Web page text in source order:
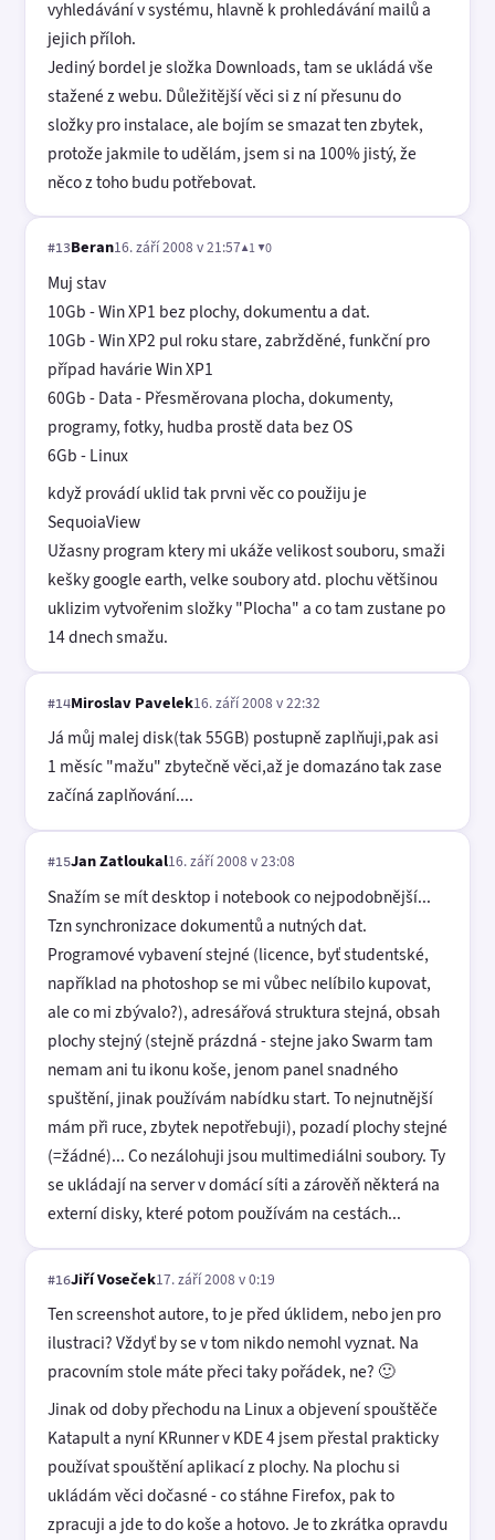
vyhledávání v systému, hlavně k prohledávání mailů a
jejich příloh.
Jediný bordel je složka Downloads, tam se ukládá vše
stažené z webu. Důležitější věci si z ní přesunu do
složky pro instalace, ale bojím se smazat ten zbytek,
protože jakmile to udělám, jsem si na 100% jistý, že
něco z toho budu potřebovat.
#13Beran16. září 2008 v 21:57▲1 ▼0
Muj stav
10Gb - Win XP1 bez plochy, dokumentu a dat.
10Gb - Win XP2 pul roku stare, zabržděné, funkční pro
případ havárie Win XP1
60Gb - Data - Přesměrovana plocha, dokumenty,
programy, fotky, hudba prostě data bez OS
6Gb - Linux
když provádí uklid tak prvni věc co použiju je
SequoiaView
Užasny program ktery mi ukáže velikost souboru, smaži
kešky google earth, velke soubory atd. plochu většinou
uklizim vytvořenim složky "Plocha" a co tam zustane po
14 dnech smažu.
#14Miroslav Pavelek16. září 2008 v 22:32
Já můj malej disk(tak 55GB) postupně zaplňuji,pak asi
1 měsíc "mažu" zbytečně věci,až je domazáno tak zase
začíná zaplňování....
#15Jan Zatloukal16. září 2008 v 23:08
Snažím se mít desktop i notebook co nejpodobnější...
Tzn synchronizace dokumentů a nutných dat.
Programové vybavení stejné (licence, byť studentské,
například na photoshop se mi vůbec nelíbilo kupovat,
ale co mi zbývalo?), adresářová struktura stejná, obsah
plochy stejný (stejně prázdná - stejne jako Swarm tam
nemam ani tu ikonu koše, jenom panel snadného
spuštění, jinak používám nabídku start. To nejnutnější
mám při ruce, zbytek nepotřebuji), pozadí plochy stejné
(=žádné)... Co nezálohuji jsou multimediálni soubory. Ty
se ukládají na server v domácí síti a zárověň některá na
externí disky, které potom používám na cestách...
#16Jiří Voseček17. září 2008 v 0:19
Ten screenshot autore, to je před úklidem, nebo jen pro
ilustraci? Vždyť by se v tom nikdo nemohl vyznat. Na
pracovním stole máte přeci taky pořádek, ne? 🙂
Jinak od doby přechodu na Linux a objevení spouštěče
Katapult a nyní KRunner v KDE 4 jsem přestal prakticky
používat spouštění aplikací z plochy. Na plochu si
ukládám věci dočasné - co stáhne Firefox, pak to
zpracuji a jde to do koše a hotovo. Je to zkrátka opravdu